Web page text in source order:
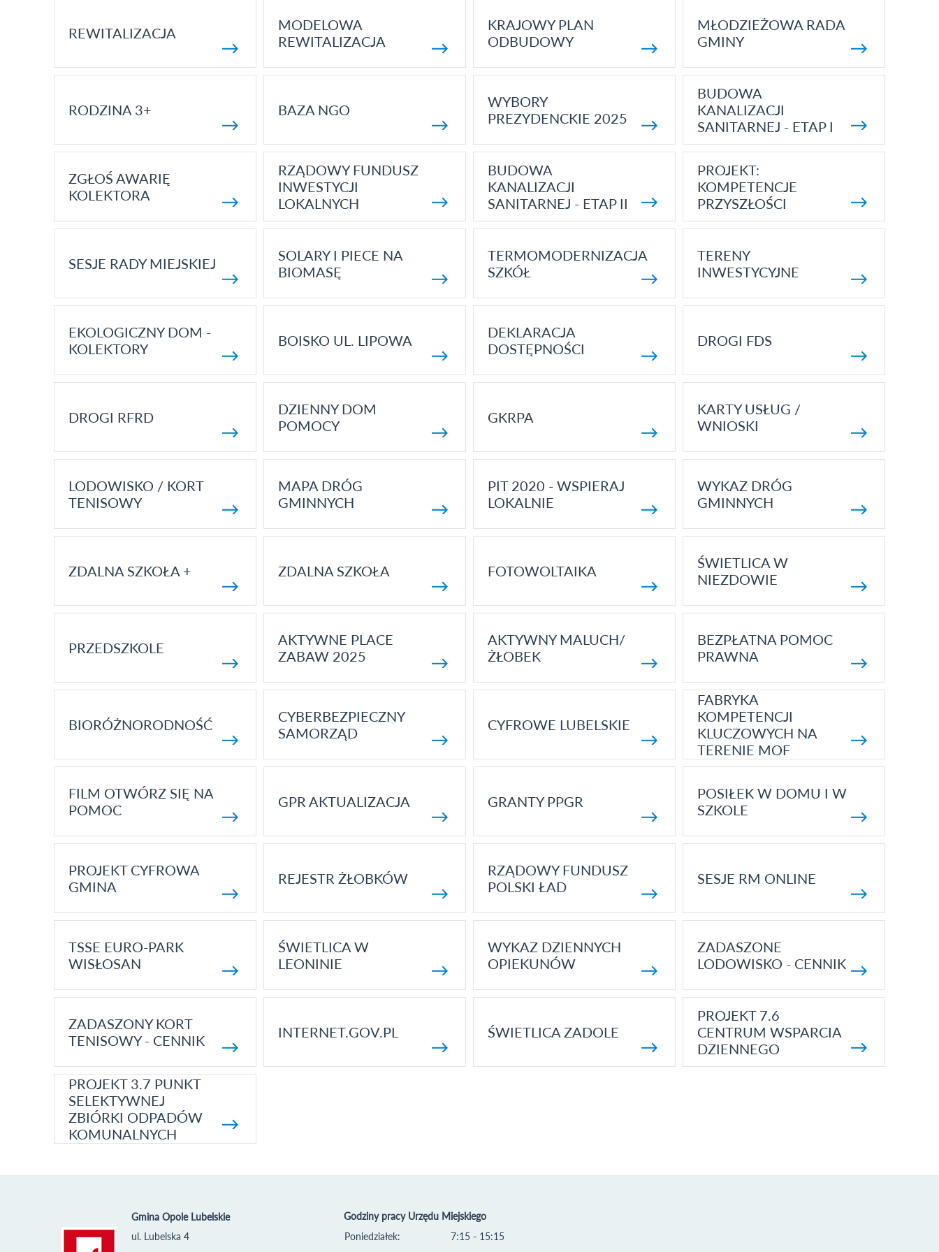
REWITALIZACJA
MODELOWA
REWITALIZACJA
KRAJOWY PLAN
ODBUDOWY
MŁODZIEŻOWA RADA
GMINY
RODZINA 3+ BAZA NGO
WYBORY
PREZYDENCKIE 2025
BUDOWA
KANALIZACJI
SANITARNEJ - ETAP I
ZGŁOŚ AWARIĘ
KOLEKTORA
RZĄDOWY FUNDUSZ
INWESTYCJI
LOKALNYCH
BUDOWA
KANALIZACJI
SANITARNEJ - ETAP II
PROJEKT:
KOMPETENCJE
PRZYSZŁOŚCI
SESJE RADY MIEJSKIEJ
SOLARY I PIECE NA
BIOMASĘ
TERMOMODERNIZACJA
SZKÓŁ
TERENY
INWESTYCYJNE
EKOLOGICZNY DOM -
KOLEKTORY
BOISKO UL. LIPOWA
DEKLARACJA
DOSTĘPNOŚCI
DROGI FDS
DROGI RFRD
DZIENNY DOM
POMOCY
GKRPA
KARTY USŁUG /
WNIOSKI
LODOWISKO / KORT
TENISOWY
MAPA DRÓG
GMINNYCH
PIT 2020 - WSPIERAJ
LOKALNIE
WYKAZ DRÓG
GMINNYCH
ZDALNA SZKOŁA + ZDALNA SZKOŁA FOTOWOLTAIKA
ŚWIETLICA W
NIEZDOWIE
PRZEDSZKOLE
AKTYWNE PLACE
ZABAW 2025
AKTYWNY MALUCH/
ŻŁOBEK
BEZPŁATNA POMOC
PRAWNA
BIORÓŻNORODNOŚĆ
CYBERBEZPIECZNY
SAMORZĄD
CYFROWE LUBELSKIE
FABRYKA
KOMPETENCJI
KLUCZOWYCH NA
TERENIE MOF
FILM OTWÓRZ SIĘ NA
POMOC
GPR AKTUALIZACJA GRANTY PPGR
POSIŁEK W DOMU I W
SZKOLE
PROJEKT CYFROWA
GMINA
REJESTR ŻŁOBKÓW
RZĄDOWY FUNDUSZ
POLSKI ŁAD
SESJE RM ONLINE
TSSE EURO-PARK
WISŁOSAN
ŚWIETLICA W
LEONINIE
WYKAZ DZIENNYCH
OPIEKUNÓW
ZADASZONE
LODOWISKO - CENNIK
ZADASZONY KORT
TENISOWY - CENNIK
INTERNET.GOV.PL ŚWIETLICA ZADOLE
PROJEKT 7.6
CENTRUM WSPARCIA
DZIENNEGO
PROJEKT 3.7 PUNKT
SELEKTYWNEJ
ZBIÓRKI ODPADÓW
KOMUNALNYCH
Gmina Opole Lubelskie
ul. Lubelska 4
Godziny pracy Urzędu Miejskiego
Poniedziałek:
7:15 - 15:15